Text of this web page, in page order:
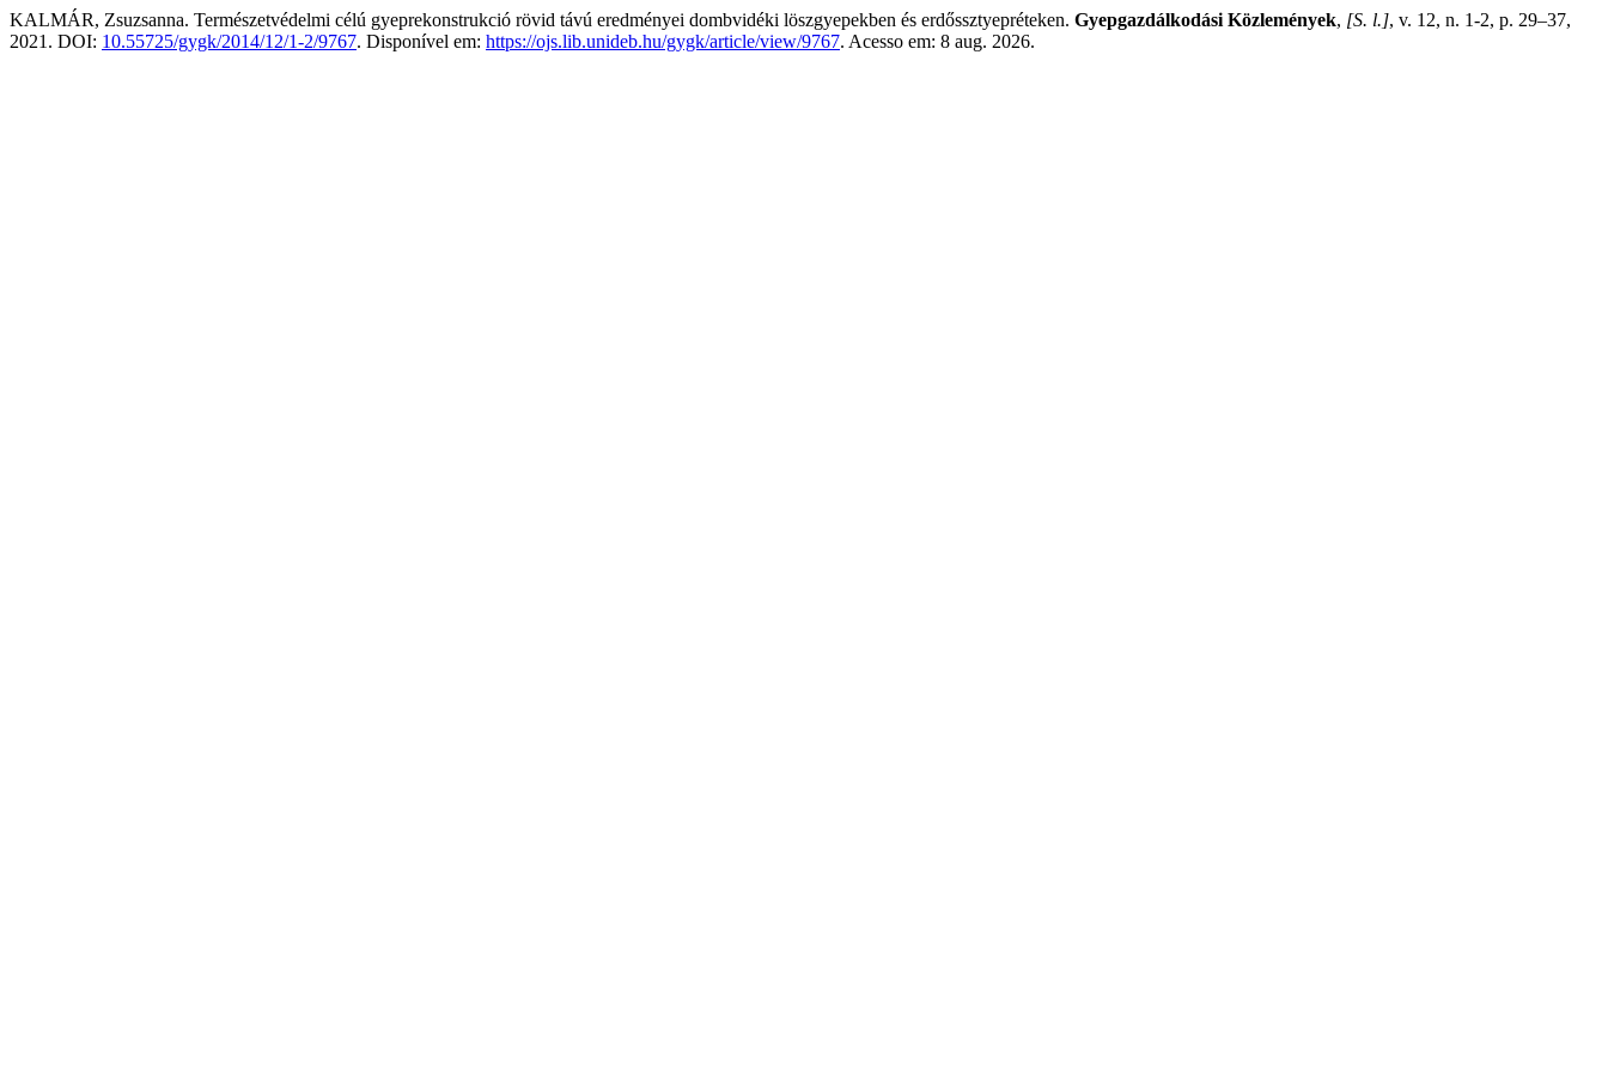
KALMÁR, Zsuzsanna. Természetvédelmi célú gyeprekonstrukció rövid távú eredményei dombvidéki löszgyepekben és erdőssztyepréteken. Gyepgazdálkodási Közlemények, [S. l.], v. 12, n. 1-2, p. 29–37,
2021. DOI: 10.55725/gygk/2014/12/1-2/9767. Disponível em: https://ojs.lib.unideb.hu/gygk/article/view/9767. Acesso em: 8 aug. 2026.